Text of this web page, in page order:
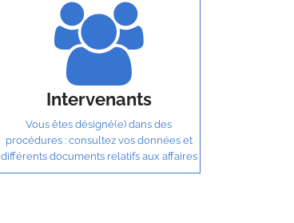
Intervenants
Vous êtes désigné(e) dans des
procédures : consultez vos données et
différents documents relatifs aux affaires